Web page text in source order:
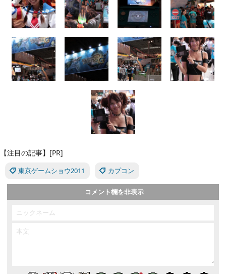
【注目の記事】[PR]
東京ゲームショウ2011 カプコン
コメント欄を非表示